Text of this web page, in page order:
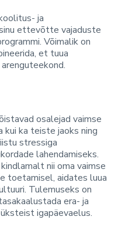
ja
ettevõtte vajaduste
Võimalik on
et tuua
osalejad vaimse
kui ka teiste jaoks ning
stressiga
lahendamiseks.
nii oma vaimse
toetamisel, aidates luua
Tulemuseks on
era- ja
igapäevaelus.